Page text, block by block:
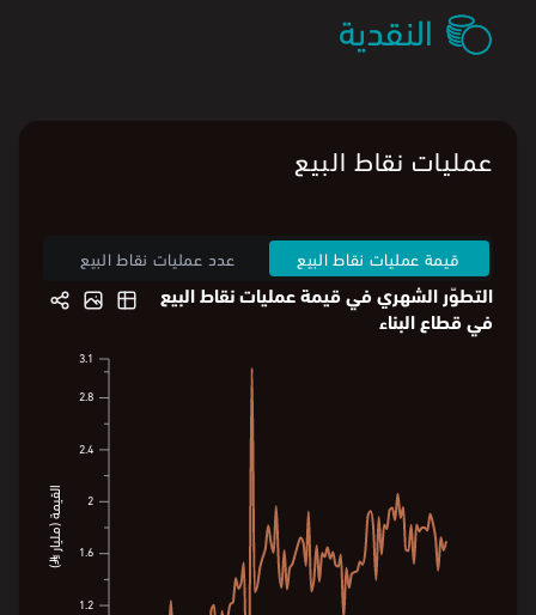
النقدية
عمليات نقاط البيع
قيمة عمليات نقاط البيع عدد عمليات نقاط البيع
التطوّر الشهري في قيمة عمليات نقاط البيع
في قطاع البناء
3.1
2.8
2.4
2
1.6
1.2
القيمة (مليار ⃁)
3.1
2.8
2.4
2
1.6
1.2
القيمة (مليار ⃁)